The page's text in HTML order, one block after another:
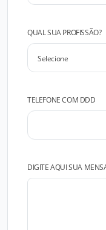
QUAL SUA PROFISSÃO?
TELEFONE COM DDD
DIGITE AQUI SUA